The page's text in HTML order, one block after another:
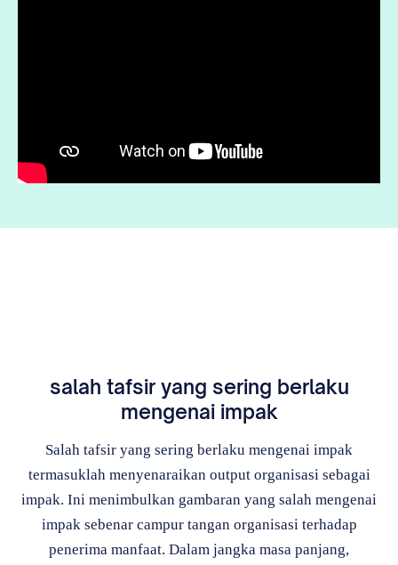
salah tafsir yang sering berlaku
mengenai impak
Salah tafsir yang sering berlaku mengenai impak
termasuklah menyenaraikan output organisasi sebagai
impak. Ini menimbulkan gambaran yang salah mengenai
impak sebenar campur tangan organisasi terhadap
penerima manfaat. Dalam jangka masa panjang,